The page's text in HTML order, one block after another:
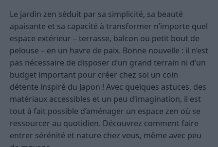
Le jardin zen séduit par sa simplicité, sa beauté
apaisante et sa capacité à transformer n’importe quel
espace extérieur – terrasse, balcon ou petit bout de
pelouse – en un havre de paix. Bonne nouvelle : il n’est
pas nécessaire de disposer d’un grand terrain ni d’un
budget important pour créer chez soi un coin
détente inspiré du Japon ! Avec quelques astuces, des
matériaux accessibles et un peu d’imagination, il est
tout à fait possible d’aménager un espace zen où se
ressourcer au quotidien. Découvrez comment faire
entrer sérénité et nature chez vous, même avec peu